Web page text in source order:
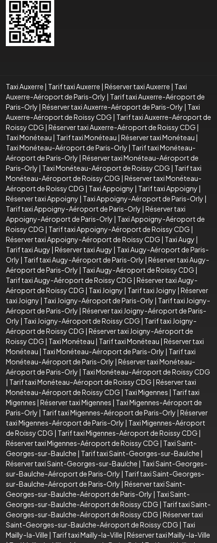
Taxi Auxerre | Tarif taxi Auxerre | Réserver taxi Auxerre | Taxi
Auxerre-Aéroport de Paris-Orly | Tarif taxi Auxerre-Aéroport de
Paris-Orly | Réserver taxi Auxerre-Aéroport de Paris-Orly | Taxi
Auxerre-Aéroport de Roissy CDG | Tarif taxi Auxerre-Aéroport de
Roissy CDG | Réserver taxi Auxerre-Aéroport de Roissy CDG |
Taxi Monéteau | Tarif taxi Monéteau | Réserver taxi Monéteau |
Taxi Monéteau-Aéroport de Paris-Orly | Tarif taxi Monéteau-
Aéroport de Paris-Orly | Réserver taxi Monéteau-Aéroport de
Paris-Orly | Taxi Monéteau-Aéroport de Roissy CDG | Tarif taxi
Monéteau-Aéroport de Roissy CDG | Réserver taxi Monéteau-
Aéroport de Roissy CDG | Taxi Appoigny | Tarif taxi Appoigny |
Réserver taxi Appoigny | Taxi Appoigny-Aéroport de Paris-Orly |
Tarif taxi Appoigny-Aéroport de Paris-Orly | Réserver taxi
Appoigny-Aéroport de Paris-Orly | Taxi Appoigny-Aéroport de
Roissy CDG | Tarif taxi Appoigny-Aéroport de Roissy CDG |
Réserver taxi Appoigny-Aéroport de Roissy CDG | Taxi Augy |
Tarif taxi Augy | Réserver taxi Augy | Taxi Augy-Aéroport de Paris-
Orly | Tarif taxi Augy-Aéroport de Paris-Orly | Réserver taxi Augy-
Aéroport de Paris-Orly | Taxi Augy-Aéroport de Roissy CDG |
Tarif taxi Augy-Aéroport de Roissy CDG | Réserver taxi Augy-
Aéroport de Roissy CDG | Taxi Joigny | Tarif taxi Joigny | Réserver
taxi Joigny | Taxi Joigny-Aéroport de Paris-Orly | Tarif taxi Joigny-
Aéroport de Paris-Orly | Réserver taxi Joigny-Aéroport de Paris-
Orly | Taxi Joigny-Aéroport de Roissy CDG | Tarif taxi Joigny-
Aéroport de Roissy CDG | Réserver taxi Joigny-Aéroport de
Roissy CDG | Taxi Monéteau | Tarif taxi Monéteau | Réserver taxi
Monéteau | Taxi Monéteau-Aéroport de Paris-Orly | Tarif taxi
Monéteau-Aéroport de Paris-Orly | Réserver taxi Monéteau-
Aéroport de Paris-Orly | Taxi Monéteau-Aéroport de Roissy CDG
| Tarif taxi Monéteau-Aéroport de Roissy CDG | Réserver taxi
Monéteau-Aéroport de Roissy CDG | Taxi Migennes | Tarif taxi
Migennes | Réserver taxi Migennes | Taxi Migennes-Aéroport de
Paris-Orly | Tarif taxi Migennes-Aéroport de Paris-Orly | Réserver
taxi Migennes-Aéroport de Paris-Orly | Taxi Migennes-Aéroport
de Roissy CDG | Tarif taxi Migennes-Aéroport de Roissy CDG |
Réserver taxi Migennes-Aéroport de Roissy CDG | Taxi Saint-
Georges-sur-Baulche | Tarif taxi Saint-Georges-sur-Baulche |
Réserver taxi Saint-Georges-sur-Baulche | Taxi Saint-Georges-
sur-Baulche-Aéroport de Paris-Orly | Tarif taxi Saint-Georges-
sur-Baulche-Aéroport de Paris-Orly | Réserver taxi Saint-
Georges-sur-Baulche-Aéroport de Paris-Orly | Taxi Saint-
Georges-sur-Baulche-Aéroport de Roissy CDG | Tarif taxi Saint-
Georges-sur-Baulche-Aéroport de Roissy CDG | Réserver taxi
Saint-Georges-sur-Baulche-Aéroport de Roissy CDG | Taxi
Mailly-la-Ville | Tarif taxi Mailly-la-Ville | Réserver taxi Mailly-la-Ville